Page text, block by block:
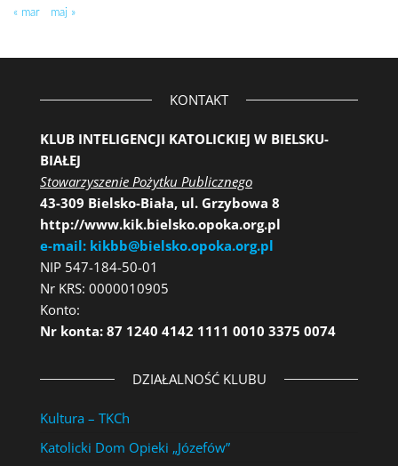
« mar
maj »
KONTAKT
KLUB INTELIGENCJI KATOLICKIEJ W BIELSKU-
BIAŁEJ
Stowarzyszenie Pożytku Publicznego
43-309 Bielsko-Biała, ul. Grzybowa 8
http://www.kik.bielsko.opoka.org.pl
e-mail: kikbb@bielsko.opoka.org.pl
NIP 547-184-50-01
Nr KRS: 0000010905
Konto:
Nr konta: 87 1240 4142 1111 0010 3375 0074
DZIAŁALNOŚĆ KLUBU
Kultura – TKCh
Katolicki Dom Opieki „Józefów”